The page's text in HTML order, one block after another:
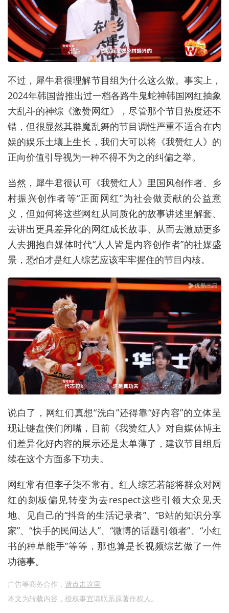
不过，犀牛君很理解节目组为什么这么做。事实上，
2024年韩国曾推出过一档各路牛鬼蛇神韩国网红抽象
大乱斗的神综《激赞网红》，尽管那个节目热度还不
错，但很显然其群魔乱舞的节目调性严重不适合在内
娱的娱乐土壤上生长，我们大可以将《我赞红人》的
正向价值引导视为一种不得不为之的纠偏之举。
当然，犀牛君很认可《我赞红人》里国风创作者、乡
村振兴创作者等“正面网红”为社会做贡献的公益意
义，但如何将这些网红从同质化的故事讲述里解套、
去讲出更具差异化的网红成长故事、从而去激励更多
人去拥抱自媒体时代“人人皆是内容创作者”的社媒盛
景，恐怕才是红人综艺应该牢牢握住的节目内核。
说白了，网红们真想“洗白”还得靠“好内容”的立体呈
现让键盘侠们闭嘴，目前《我赞红人》对自媒体博主
们差异化好内容的展示还是太单薄了，建议节目组后
续在这个方面多下功夫。
网红常有但李子柒不常有。红人综艺若能将群众对网
红的刻板偏见转变为去respect这些引领大众见天
地、见自己的“抖音的生活记录者”、“B站的知识分享
家”、“快手的民间达人”、“微博的话题引领者”、“小红
书的种草能手”等等，那也算是长视频综艺做了一件
功德事。
广告等商务合作， 请点击这里
本文为转载内容，授权事宜请联系原著作权人。